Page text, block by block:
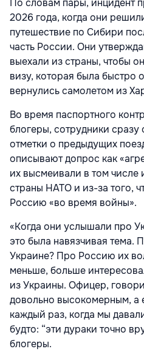
По словам пары, инцидент
2026 года, когда они
путешествие по Сибири
часть России. Они
выехали из страны, чтобы
визу, которая была быстро
вернулись самолетом из
Во время паспортного
блогеры, сотрудники сразу
отметки о предыдущих
описывают допрос как
их высмеивали в том числе
страны НАТО и из-за того,
Россию «во время войны».
«Когда они услышали про
это была навязчивая
Украине? Про Россию их
меньше, больше
из Украины. Офицер,
довольно высокомерным, а
каждый раз, когда мы
будто: “эти дураки точно
блогеры.